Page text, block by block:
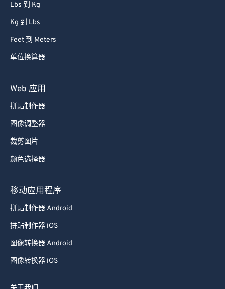
Lbs 到 Kg
Kg 到 Lbs
Feet 到 Meters
单位换算器
Web 应用
拼贴制作器
图像调整器
裁剪图片
颜色选择器
移动应用程序
拼贴制作器 Android
拼贴制作器 iOS
图像转换器 Android
图像转换器 iOS